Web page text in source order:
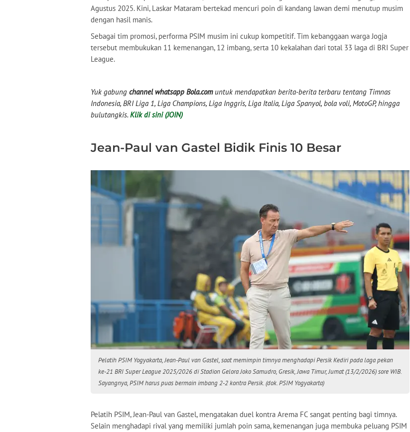
Agustus 2025. Kini, Laskar Mataram bertekad mencuri poin di kandang lawan demi menutup musim
dengan hasil manis.
Sebagai tim promosi, performa PSIM musim ini cukup kompetitif. Tim kebanggaan warga Jogja
tersebut membukukan 11 kemenangan, 12 imbang, serta 10 kekalahan dari total 33 laga di BRI Super
League.
Yuk gabung channel whatsapp Bola.comuntuk mendapatkan berita-berita terbaru tentang Timnas
Indonesia, BRI Liga 1, Liga Champions, Liga Inggris, Liga Italia, Liga Spanyol, bola voli, MotoGP, hingga
bulutangkis. Klik di sini (JOIN)
Jean-Paul van Gastel Bidik Finis 10 Besar
Pelatih PSIM Yogyakarta, Jean-Paul van Gastel, saat memimpin timnya menghadapi Persik Kediri pada laga pekan
ke-21 BRI Super League 2025/2026 di Stadion Gelora Joko Samudro, Gresik, Jawa Timur, Jumat (13/2/2026) sore WIB.
Sayangnya, PSIM harus puas bermain imbang 2-2 kontra Persik. (dok. PSIM Yogyakarta)
Pelatih PSIM, Jean-Paul van Gastel, mengatakan duel kontra Arema FC sangat penting bagi timnya.
Selain menghadapi rival yang memiliki jumlah poin sama, kemenangan juga membuka peluang PSIM